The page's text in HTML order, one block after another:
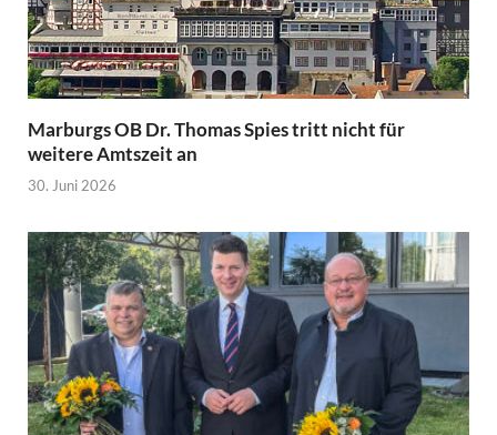
Marburgs OB Dr. Thomas Spies tritt nicht für
weitere Amtszeit an
30. Juni 2026